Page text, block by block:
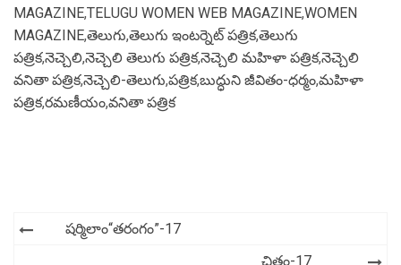
MAGAZINE,TELUGU WOMEN WEB MAGAZINE,WOMEN
MAGAZINE,తెలుగు,తెలుగు ఇంటర్నెట్ పత్రిక,తెలుగు
పత్రిక,నెచ్చెలి,నెచ్చెలి తెలుగు పత్రిక,నెచ్చెలి మహిళా పత్రిక,నెచ్చెలి
వనితా పత్రిక,నెచ్చెలి-తెలుగు,పత్రిక,బుద్ధుని జీవితం-ధర్మం,మహిళా
పత్రిక,రమణీయం,వనితా పత్రిక
Post
షర్మిలాం“తరంగం”-17
చిత్రం-17